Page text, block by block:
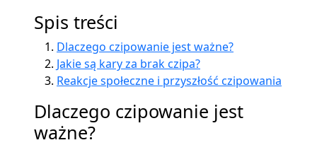
Spis treści
Dlaczego czipowanie jest ważne?
Jakie są kary za brak czipa?
Reakcje społeczne i przyszłość czipowania
Dlaczego czipowanie jest
ważne?